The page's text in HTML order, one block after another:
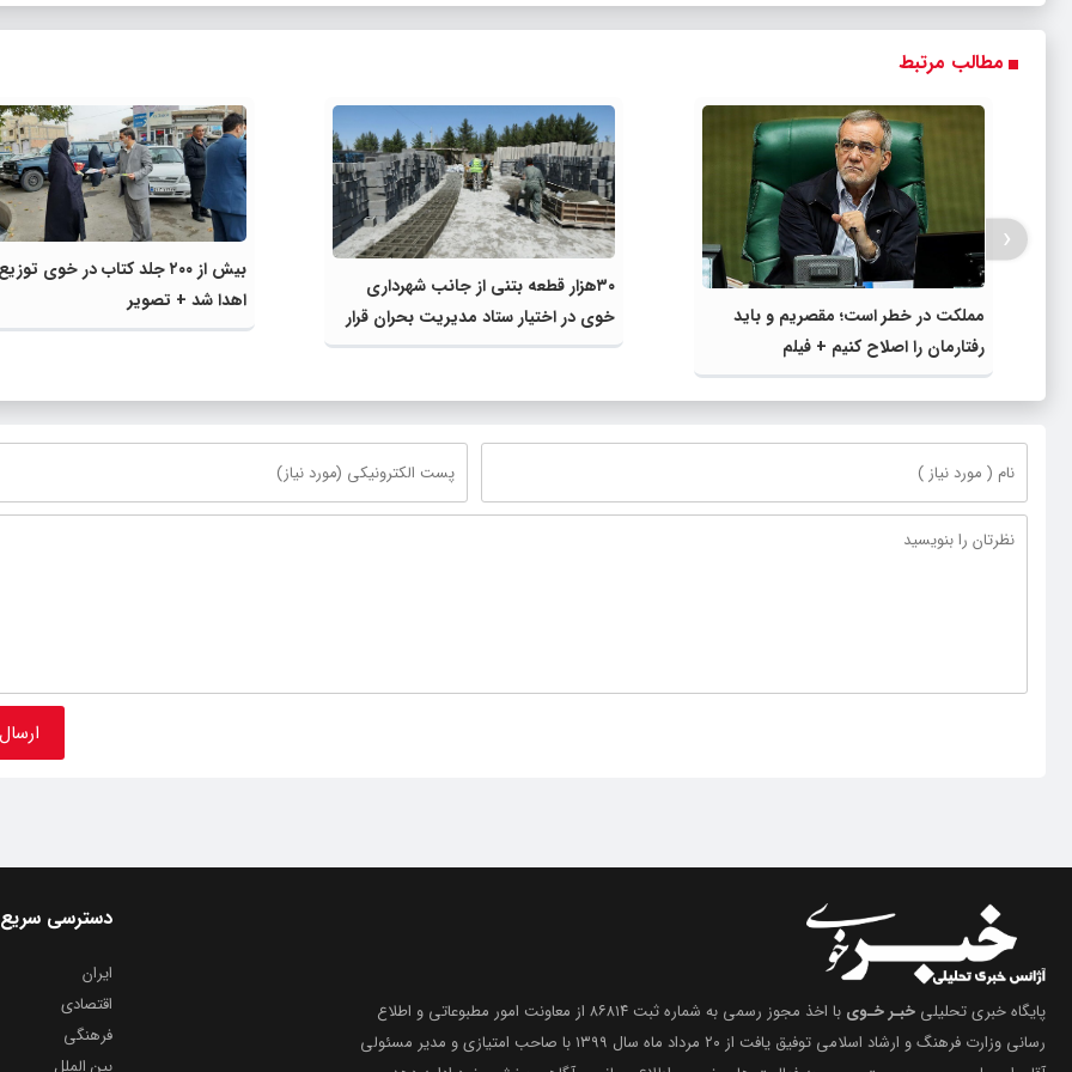
مطالب مرتبط
مملکت در خطر است؛ مقصریم و باید
رفتارمان را اصلاح کنیم + فیلم
۳۰هزار قطعه بتنی از جانب شهرداری
خوی در اختیار ستاد مدیریت بحران قرار
گرفت
بیش از ۲۰۰ جلد کتاب در خوی
اهدا شد + تصویر
‹
پایگاه خبری تحلیلی خبـر خـوی
با اخذ مجوز رسمی به شماره ثبت ۸۶۸۱۴ از معاونت امور مطبوعاتی و اطلاع
رسانی وزارت فرهنگ و ارشاد اسلامی توفیق یافت از ۲۰ مرداد ماه سال ۱۳۹۹ با صاحب امتیازی و مدیر مسئولی
دسترسی سریع
ایران
اقتصادی
فرهنگی
بین الملل